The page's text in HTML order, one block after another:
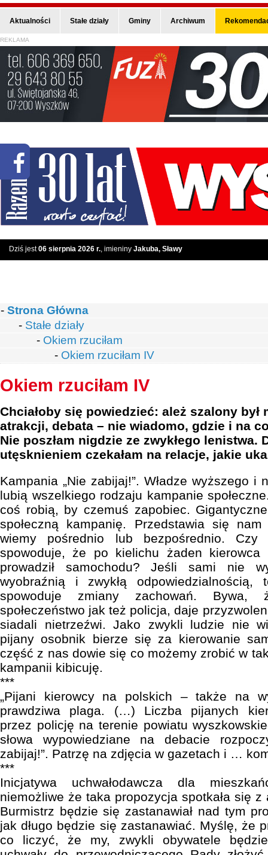
Aktualności Stałe działy Gminy Archiwum
REKLAMA
Dziś jest06 sierpnia 2026 r., imieniny Jakuba, Sławy
- Strona Główna
- Stałe działy
- Okiem rzuciłam
- Okiem rzuciłam IV
Okiem rzuciłam IV
Chciałoby się powiedzieć: ależ szalony
atrakcji, debata – nie wiadomo, gdzie i na
Nie poszłam nigdzie ze zwykłego lenistwa.
utęsknieniem czekałam na relacje, jakie
Kampania „Nie zabijaj!”. Władze wyższego i
lubią wszelkiego rodzaju kampanie
coś robią, by czemuś zapobiec.
społeczną kampanię. Przedstawia się
wiemy pośrednio lub bezpośrednio. Czy
spowoduje, że po kielichu żaden
prowadził samochodu? Jeśli sami nie
wyobraźnią i zwykłą
spowoduje zmiany zachowań. Bywa,
społeczeństwo jak też policja, daje
siadali nietrzeźwi. Jako zwykli ludzie nie
pijany osobnik bierze się za kierowanie
część z nas dowie się co możemy zrobić w
kampanii kibicuję.
***
„Pijani kierowcy na polskich – także na
prawdziwa plaga. (…) Liczba pijanych
przez policję na terenie powiatu
słowa wypowiedziane na debacie
zabijaj!”. Patrzę na zdjęcia w gazetach i …
***
Inicjatywa uchwałodawcza dla
niemożliwe że taka propozycja spotkała się z
Burmistrz będzie się zastanawiał nad tym
jak długo będzie się zastanawiać. Myślę, że
co liczyć, że my, zwykli obywatele